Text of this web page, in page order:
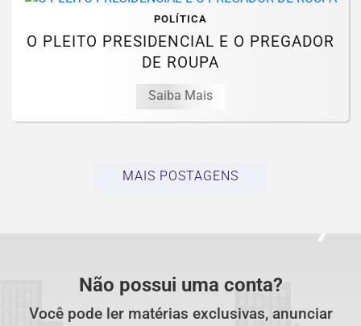
POLÍTICA
O PLEITO PRESIDENCIAL E O PREGADOR
DE ROUPA
Saiba Mais
MAIS POSTAGENS
Não possui uma conta?
Você pode ler matérias exclusivas, anunciar